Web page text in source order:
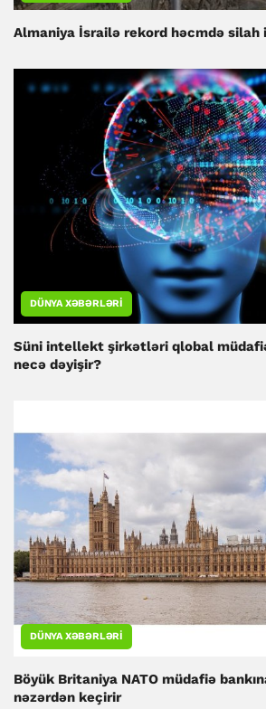
Almaniya İsrailə rekord həcmdə silah
DÜNYA XƏBƏRLƏRI
Süni intellekt şirkətləri qlobal
necə dəyişir?
DÜNYA XƏBƏRLƏRI
Böyük Britaniya NATO müdafiə
nəzərdən keçirir